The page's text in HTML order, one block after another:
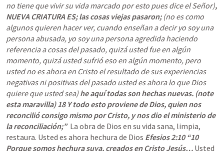
no tiene que vivir su vida marcado por esto pues dice el Señor),
NUEVA CRIATURA ES; las cosas viejas pasaron; (no es como
algunos quieren hacer ver, cuando enseñan a decir yo soy una
persona abusada, yo soy una persona agredida haciendo
referencia a cosas del pasado, quizá usted fue en algún
momento, quizá usted sufrió eso en algún momento, pero
usted no es ahora en Cristo el resultado de sus experiencias
negativas ni positivas del pasado usted es ahora lo que Dios
quiere que usted sea) he aquí todas son hechas nuevas. (note
esta maravilla) 18 Y todo esto proviene de Dios, quien nos
reconcilió consigo mismo por Cristo, y nos dio el ministerio de
la reconciliación;” La obra de Dios en su vida sana, limpia,
restaura. Usted es ahora hechura de Dios Efesios 2:10 “10
Porque somos hechura suya, creados en Cristo Jesús… Usted